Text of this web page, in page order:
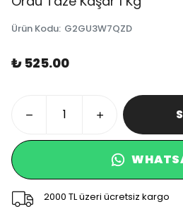
Ürün Kodu: G2GU3W7QZD
₺ 525.00
2000 TL üzeri ücretsiz kargo